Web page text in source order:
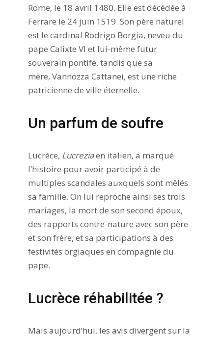
Rome, le 18 avril 1480. Elle est décédée à
Ferrare le 24 juin 1519. Son père naturel
est le cardinal Rodrigo Borgia, neveu du
pape Calixte VI et lui-même futur
souverain pontife, tandis que sa
mère, Vannozza Cattanei, est une riche
patricienne de ville éternelle.
Un parfum de soufre
Lucrèce, Lucreziaen italien, a marqué
l’histoire pour avoir participé à de
multiples scandales auxquels sont mêlés
sa famille. On lui reproche ainsi ses trois
mariages, la mort de son second époux,
des rapports contre-nature avec son père
et son frère, et sa participations à des
festivités orgiaques en compagnie du
pape.
Lucrèce réhabilitée ?
Mais aujourd’hui, les avis divergent sur la